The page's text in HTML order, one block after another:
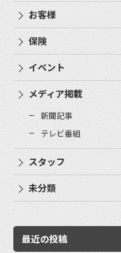
お客様
保険
イベント
メディア掲載
新聞記事
テレビ番組
スタッフ
未分類
最近の投稿